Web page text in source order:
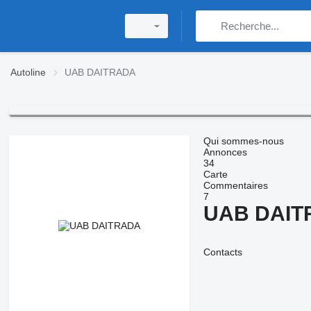
Autoline UAB DAITRADA
Qui sommes-nous
Annonces
34
Carte
Commentaires
7
UAB
Contacts